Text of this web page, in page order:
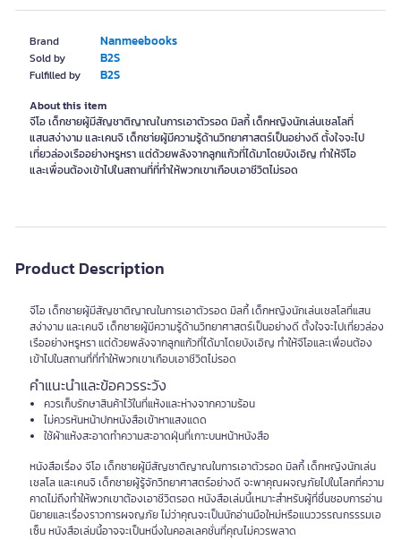
Brand Nanmeebooks
Sold by B2S
Fulfilled by B2S
About this item
จีโอ เด็กชายผู้มีสัญชาติญาณในการเอาตัวรอด มิลกี้ เด็กหญิงนักเล่นเชลโลที่
แสนสง่างาม และเคนจิ เด็กชา่ยผู้มีความรู้ด้านวิทยาศาสตร์เป็นอย่างดี ตั้งใจจะไป
เที่ยวล่องเรืออย่างหรูหรา แต่ด้วยพลังจากลูกแก้วที่ได้มาโดยบังเอิญ ทำให้จีโอ
Product Description
จีโอ เด็กชายผู้มีสัญชาติญาณในการเอาตัวรอด มิลกี้ เด็กหญิงนักเล่นเชลโลที่แสน
สง่างาม และเคนจิ เด็กชายผู้มีความรู้ด้านวิทยาศาสตร์เป็นอย่างดี ตั้งใจจะไปเที่ยวล่อง
เรืออย่างหรูหรา แต่ด้วยพลังจากลูกแก้วที่ได้มาโดยบังเอิญ ทำให้จีโอและเพื่อนต้อง
เข้าไปในสถานที่ที่ทำให้พวกเขาเกือบเอาชีวิตไม่รอด
คำแนะนำและข้อควรระวัง
ควรเก็บรักษาสินค้าไว้ในที่แห้งและห่างจากความร้อน
ไม่ควรหันหน้าปกหนังสือเข้าหาแสงแดด
ใช้ผ้าแห้งสะอาดทำความสะอาดฝุ่นที่เกาะบนหน้าหนังสือ
หนังสือเรื่อง จีโอ เด็กชายผู้มีสัญชาติญาณในการเอาตัวรอด มิลกี้ เด็กหญิงนักเล่น
เชลโล และเคนจิ เด็กชายผู้รู้จักวิทยาศาสตร์อย่างดี จะพาคุณผจญภัยไปในโลกที่ความ
คาดไม่ถึงทำให้พวกเขาต้องเอาชีวิตรอด หนังสือเล่มนี้เหมาะสำหรับผู้ที่ชื่นชอบการอ่าน
นิยายและเรื่องราวการผจญภัย ไม่ว่าคุณจะเป็นนักอ่านมือใหม่หรือแนววรรณกรรรมเอ
เซ็น หนังสือเล่มนี้อาจจะเป็นหนึ่งในคอลเลคชั่นที่คุณไม่ควรพลาด